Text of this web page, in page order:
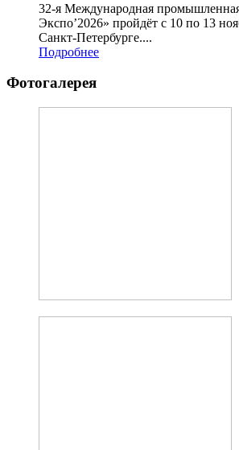
32-я Международная
Экспо’2026» пройдёт с 10 по 13
Санкт-Петербурге....
Подробнее
Фотогалерея